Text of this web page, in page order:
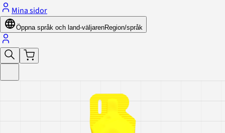
Mina sidor
Öppna språk och land-väljarenRegion/språk